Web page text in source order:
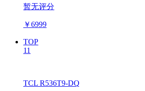
暂无评分
￥6999
TOP
11
TCL R536T9-DQ